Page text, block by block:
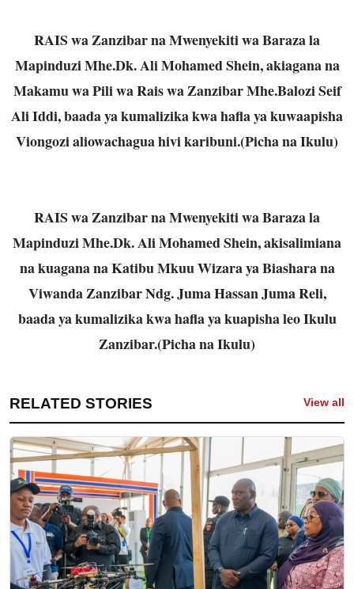
RAIS wa Zanzibar na Mwenyekiti wa Baraza la
Mapinduzi Mhe.Dk. Ali Mohamed Shein, akiagana na
Makamu wa Pili wa Rais wa Zanzibar Mhe.Balozi Seif
Ali Iddi, baada ya kumalizika kwa hafla ya kuwaapisha
Viongozi aliowachagua hivi karibuni.(Picha na Ikulu)
RAIS wa Zanzibar na Mwenyekiti wa Baraza la
Mapinduzi Mhe.Dk. Ali Mohamed Shein, akisalimiana
na kuagana na Katibu Mkuu Wizara ya Biashara na
Viwanda Zanzibar Ndg. Juma Hassan Juma Reli,
baada ya kumalizika kwa hafla ya kuapisha leo Ikulu
Zanzibar.(Picha na Ikulu)
RELATED STORIES View all